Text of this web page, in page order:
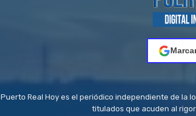
Puerto Real Hoy es el periódico independiente de la
titulados que acuden al